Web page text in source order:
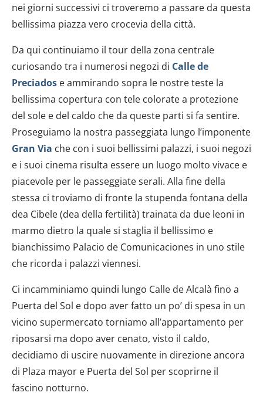
nei giorni successivi ci troveremo a passare da questa
bellissima piazza vero crocevia della città.
Da qui continuiamo il tour della zona centrale
curiosando tra i numerosi negozi di Calle de
Preciados e ammirando sopra le nostre teste la
bellissima copertura con tele colorate a protezione
del sole e del caldo che da queste parti si fa sentire.
Proseguiamo la nostra passeggiata lungo l’imponente
Gran Via che con i suoi bellissimi palazzi, i suoi negozi
e i suoi cinema risulta essere un luogo molto vivace e
piacevole per le passeggiate serali. Alla fine della
stessa ci troviamo di fronte la stupenda fontana della
dea Cibele (dea della fertilità) trainata da due leoni in
marmo dietro la quale si staglia il bellissimo e
bianchissimo Palacio de Comunicaciones in uno stile
che ricorda i palazzi viennesi.
Ci incamminiamo quindi lungo Calle de Alcalà fino a
Puerta del Sol e dopo aver fatto un po’ di spesa in un
vicino supermercato torniamo all’appartamento per
riposarsi ma dopo aver cenato, visto il caldo,
decidiamo di uscire nuovamente in direzione ancora
di Plaza mayor e Puerta del Sol per scoprirne il
fascino notturno.